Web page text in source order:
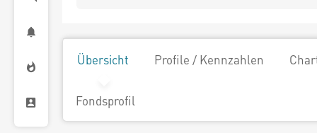
Übersicht Profile / Kennzahlen
Fondsprofil